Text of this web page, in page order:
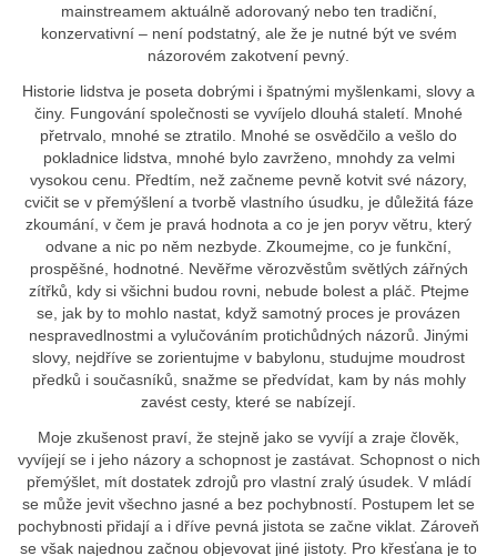
mainstreamem aktuálně adorovaný nebo ten tradiční,
konzervativní – není podstatný, ale že je nutné být ve svém
názorovém zakotvení pevný.
Historie lidstva je poseta dobrými i špatnými myšlenkami, slovy a
činy. Fungování společnosti se vyvíjelo dlouhá staletí. Mnohé
přetrvalo, mnohé se ztratilo. Mnohé se osvědčilo a vešlo do
pokladnice lidstva, mnohé bylo zavrženo, mnohdy za velmi
vysokou cenu. Předtím, než začneme pevně kotvit své názory,
cvičit se v přemýšlení a tvorbě vlastního úsudku, je důležitá fáze
zkoumání, v čem je pravá hodnota a co je jen poryv větru, který
odvane a nic po něm nezbyde. Zkoumejme, co je funkční,
prospěšné, hodnotné. Nevěřme věrozvěstům světlých zářných
zítřků, kdy si všichni budou rovni, nebude bolest a pláč. Ptejme
se, jak by to mohlo nastat, když samotný proces je provázen
nespravedlnostmi a vylučováním protichůdných názorů. Jinými
slovy, nejdříve se zorientujme v babylonu, studujme moudrost
předků i současníků, snažme se předvídat, kam by nás mohly
zavést cesty, které se nabízejí.
Moje zkušenost praví, že stejně jako se vyvíjí a zraje člověk,
vyvíjejí se i jeho názory a schopnost je zastávat. Schopnost o nich
přemýšlet, mít dostatek zdrojů pro vlastní zralý úsudek. V mládí
se může jevit všechno jasné a bez pochybností. Postupem let se
pochybnosti přidají a i dříve pevná jistota se začne viklat. Zároveň
se však najednou začnou objevovat jiné jistoty. Pro křesťana je to